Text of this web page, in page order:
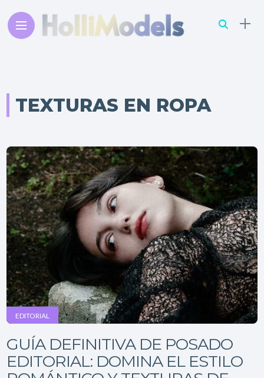
TEXTURAS EN ROPA
EDITORIAL
GUÍA DEFINITIVA DE POSADO
EDITORIAL: DOMINA EL ESTILO